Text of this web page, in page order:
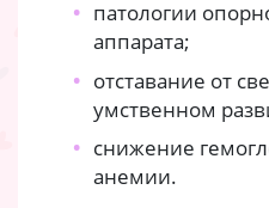
патологии
аппарата;
отставание от
умственном
снижение
анемии.